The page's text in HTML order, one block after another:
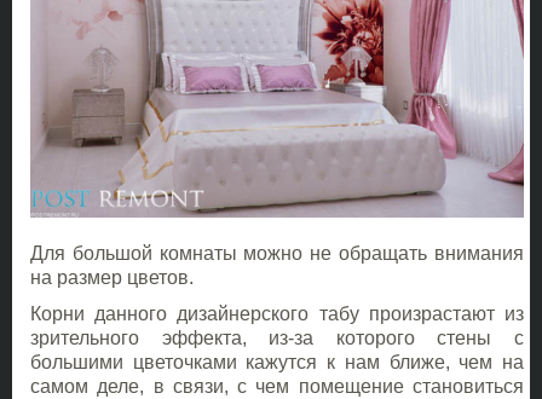
Для большой комнаты можно не обращать внимания
на размер цветов.
Корни данного дизайнерского табу произрастают из
зрительного эффекта, из-за которого стены с
большими цветочками кажутся к нам ближе, чем на
самом деле, в связи, с чем помещение становиться